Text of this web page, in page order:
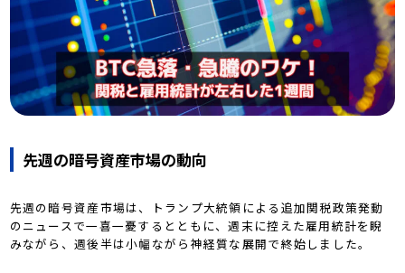
先週の暗号資産市場の動向
先週の暗号資産市場は、トランプ大統領による追加関税政策発動
のニュースで一喜一憂するとともに、週末に控えた雇用統計を睨
みながら、週後半は小幅ながら神経質な展開で終始しました。